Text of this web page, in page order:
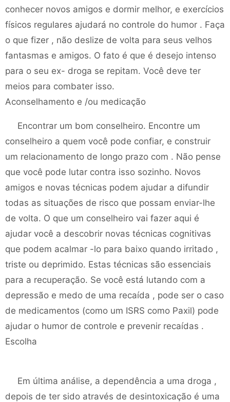
conhecer novos amigos e dormir melhor, e exercícios
físicos regulares ajudará no controle do humor . Faça
o que fizer , não deslize de volta para seus velhos
fantasmas e amigos. O fato é que é desejo intenso
para o seu ex- droga se repitam. Você deve ter
meios para combater isso.
Aconselhamento e /ou medicação
Encontrar um bom conselheiro. Encontre um
conselheiro a quem você pode confiar, e construir
um relacionamento de longo prazo com . Não pense
que você pode lutar contra isso sozinho. Novos
amigos e novas técnicas podem ajudar a difundir
todas as situações de risco que possam enviar-lhe
de volta. O que um conselheiro vai fazer aqui é
ajudar você a descobrir novas técnicas cognitivas
que podem acalmar -lo para baixo quando irritado ,
triste ou deprimido. Estas técnicas são essenciais
para a recuperação. Se você está lutando com a
depressão e medo de uma recaída , pode ser o caso
de medicamentos (como um ISRS como Paxil) pode
ajudar o humor de controle e prevenir recaídas .
Escolha
Em última análise, a dependência a uma droga ,
depois de ter sido através de desintoxicação é uma